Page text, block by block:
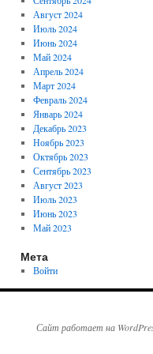
Август 2024
Июль 2024
Июнь 2024
Май 2024
Апрель 2024
Март 2024
Февраль 2024
Январь 2024
Декабрь 2023
Ноябрь 2023
Октябрь 2023
Сентябрь 2023
Август 2023
Июль 2023
Июнь 2023
Май 2023
Мета
Войти
Сайт работает на